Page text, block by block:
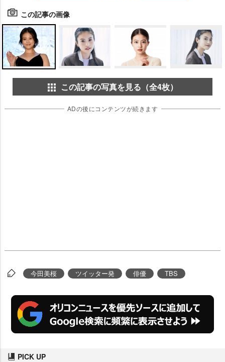
この記事の画像
この記事の写真を見る（全4枚）
ADの後にコンテンツが続きます
今田美桜 ツイッター発 俳優 TBS
PICK UP